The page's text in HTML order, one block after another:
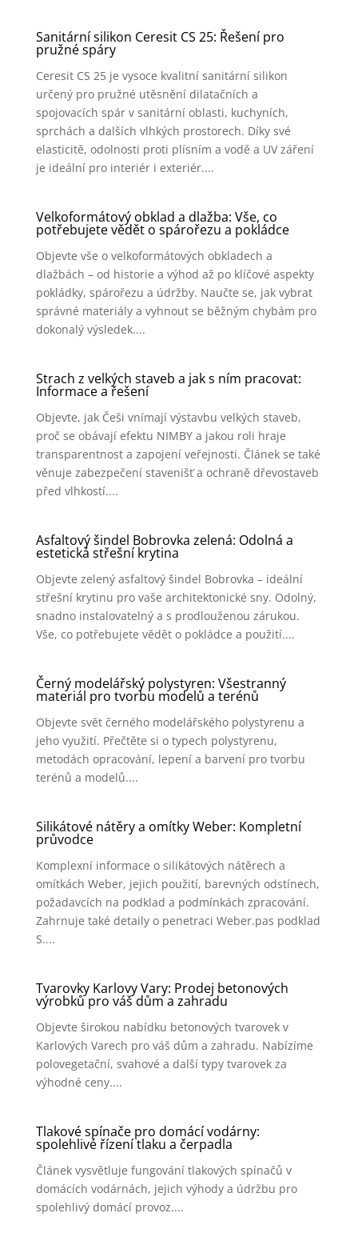
Sanitární silikon Ceresit CS 25: Řešení pro
pružné spáry
Ceresit CS 25 je vysoce kvalitní sanitární silikon
určený pro pružné utěsnění dilatačních a
spojovacích spár v sanitární oblasti, kuchyních,
sprchách a dalších vlhkých prostorech. Díky své
elasticitě, odolnosti proti plísním a vodě a UV záření
je ideální pro interiér i exteriér....
Velkoformátový obklad a dlažba: Vše, co
potřebujete vědět o spárořezu a pokládce
Objevte vše o velkoformátových obkladech a
dlažbách – od historie a výhod až po klíčové aspekty
pokládky, spárořezu a údržby. Naučte se, jak vybrat
správné materiály a vyhnout se běžným chybám pro
dokonalý výsledek....
Strach z velkých staveb a jak s ním pracovat:
Informace a řešení
Objevte, jak Češi vnímají výstavbu velkých staveb,
proč se obávají efektu NIMBY a jakou roli hraje
transparentnost a zapojení veřejnosti. Článek se také
věnuje zabezpečení stavenišť a ochraně dřevostaveb
před vlhkostí....
Asfaltový šindel Bobrovka zelená: Odolná a
estetická střešní krytina
Objevte zelený asfaltový šindel Bobrovka – ideální
střešní krytinu pro vaše architektonické sny. Odolný,
snadno instalovatelný a s prodlouženou zárukou.
Vše, co potřebujete vědět o pokládce a použití....
Černý modelářský polystyren: Všestranný
materiál pro tvorbu modelů a terénů
Objevte svět černého modelářského polystyrenu a
jeho využití. Přečtěte si o typech polystyrenu,
metodách opracování, lepení a barvení pro tvorbu
terénů a modelů....
Silikátové nátěry a omítky Weber: Kompletní
průvodce
Komplexní informace o silikátových nátěrech a
omítkách Weber, jejich použití, barevných odstínech,
požadavcích na podklad a podmínkách zpracování.
Zahrnuje také detaily o penetraci Weber.pas podklad
S....
Tvarovky Karlovy Vary: Prodej betonových
výrobků pro váš dům a zahradu
Objevte širokou nabídku betonových tvarovek v
Karlových Varech pro váš dům a zahradu. Nabízíme
polovegetační, svahové a další typy tvarovek za
výhodné ceny....
Tlakové spínače pro domácí vodárny:
spolehlivé řízení tlaku a čerpadla
Článek vysvětluje fungování tlakových spínačů v
domácích vodárnách, jejich výhody a údržbu pro
spolehlivý domácí provoz....